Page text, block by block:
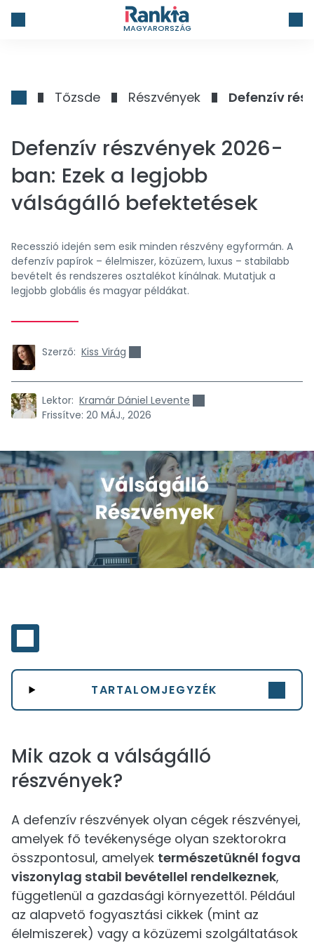
MAGYARORSZÁG
Tőzsde Részvények Defenzív
Defenzív részvények 2026-
ban: Ezek a legjobb
válságálló befektetések
Recesszió idején sem esik minden részvény egyformán. A
defenzív papírok – élelmiszer, közüzem, luxus – stabilabb
bevételt és rendszeres osztalékot kínálnak. Mutatjuk a
legjobb globális és magyar példákat.
Szerző: Kiss Virág
Lektor: Kramár Dániel Levente
Frissítve: 20 MÁJ., 2026
TARTALOMJEGYZÉK
Mik azok a válságálló
részvények?
A defenzív részvények olyan cégek részvényei,
amelyek fő tevékenysége olyan szektorokra
összpontosul, amelyek természetüknél fogva
viszonylag stabil bevétellel rendelkeznek,
függetlenül a gazdasági környezettől. Például
az alapvető fogyasztási cikkek (mint az
élelmiszerek) vagy a közüzemi szolgáltatások